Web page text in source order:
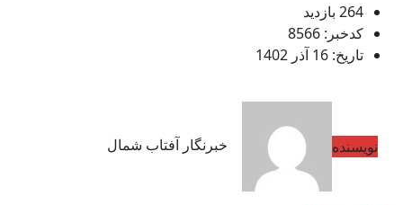
264 بازدید
کدخبر: 8566
تاریخ: 16 آذر 1402
نویسنده خبرنگار آفتاب شمال